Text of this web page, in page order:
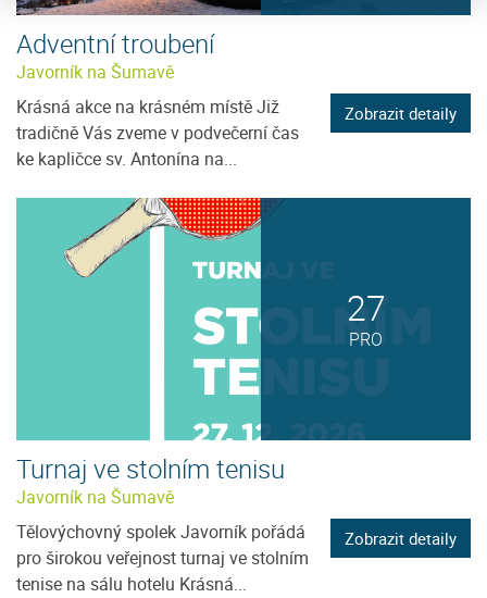
Adventní troubení
Javorník na Šumavě
Krásná akce na krásném místě Již
tradičně Vás zveme v podvečerní čas
ke kapličce sv. Antonína na...
Zobrazit detaily
27
PRO
Turnaj ve stolním tenisu
Javorník na Šumavě
Tělovýchovný spolek Javorník pořádá
pro širokou veřejnost turnaj ve stolním
tenise na sálu hotelu Krásná...
Zobrazit detaily